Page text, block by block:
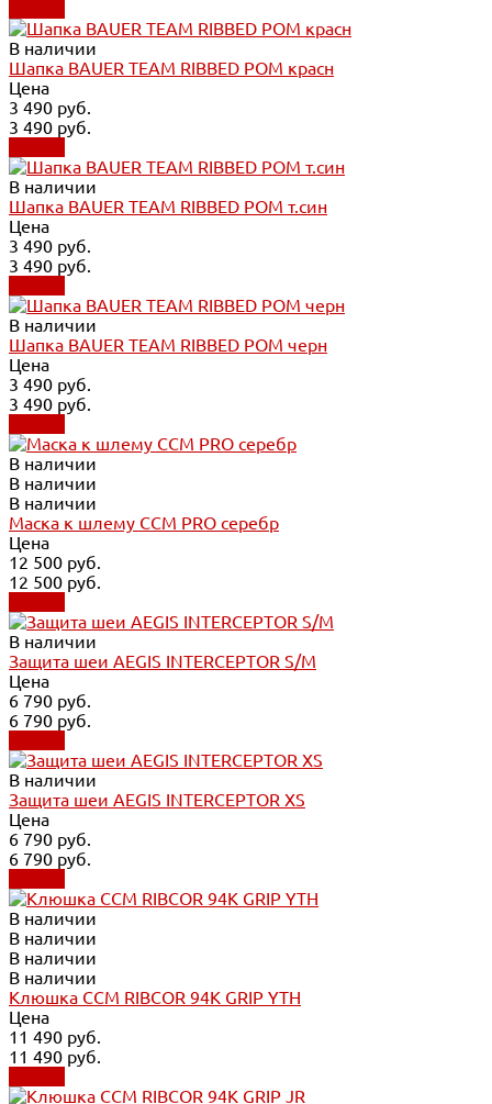
В наличии
Шапка BAUER TEAM RIBBED POM красн
Цена
3 490 руб.
3 490 руб.
В наличии
Шапка BAUER TEAM RIBBED POM т.син
Цена
3 490 руб.
3 490 руб.
В наличии
Шапка BAUER TEAM RIBBED POM черн
Цена
3 490 руб.
3 490 руб.
В наличии
В наличии
В наличии
Маска к шлему CCM PRO серебр
Цена
12 500 руб.
12 500 руб.
В наличии
Защита шеи AEGIS INTERCEPTOR S/M
Цена
6 790 руб.
6 790 руб.
В наличии
Защита шеи AEGIS INTERCEPTOR XS
Цена
6 790 руб.
6 790 руб.
В наличии
В наличии
В наличии
В наличии
Клюшка CCM RIBCOR 94K GRIP YTH
Цена
11 490 руб.
11 490 руб.